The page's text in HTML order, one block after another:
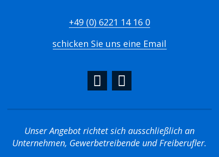
+49 (0) 6221 14 16 0
schicken Sie uns eine Email
Unser Angebot richtet sich ausschließlich an
Unternehmen, Gewerbetreibende und Freiberufler.